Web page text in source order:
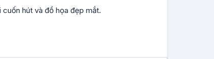
hút và đồ họa đẹp mắt.